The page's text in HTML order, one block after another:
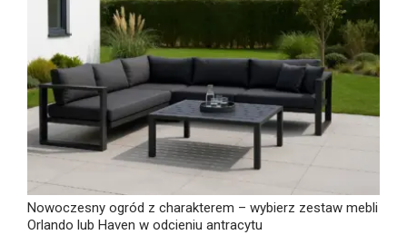
Nowoczesny ogród z charakterem – wybierz zestaw mebli
Orlando lub Haven w odcieniu antracytu